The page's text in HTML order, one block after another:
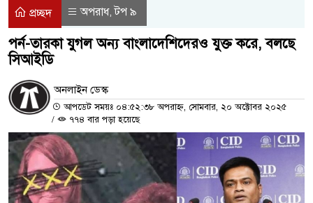
প্রচ্ছদ অপরাধ,টপ ৯
পর্ন-তারকা যুগল অন্য বাংলাদেশিদেরও যুক্ত করে, বলছে
সিআইডি
অনলাইন ডেস্ক
আপডেট সময়ঃ ০৪:৫২:৩৮ অপরাহ্ন, সোমবার, ২০ অক্টোবর ২০২৫
/
৭৭৪ বার পড়া হয়েছে